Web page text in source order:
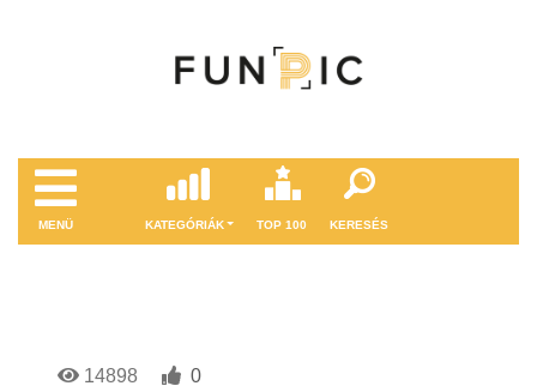
MENÜ KATEGÓRIÁK TOP 100 KERESÉS
14898
0